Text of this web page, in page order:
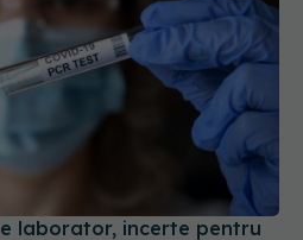
laborator, incerte pentru